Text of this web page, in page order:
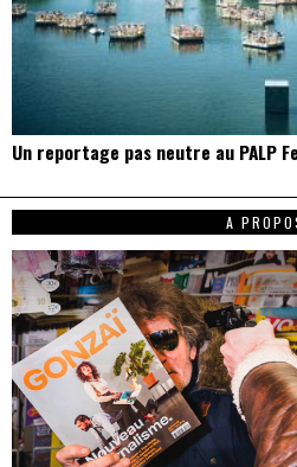
Un reportage pas neutre au PALP
A